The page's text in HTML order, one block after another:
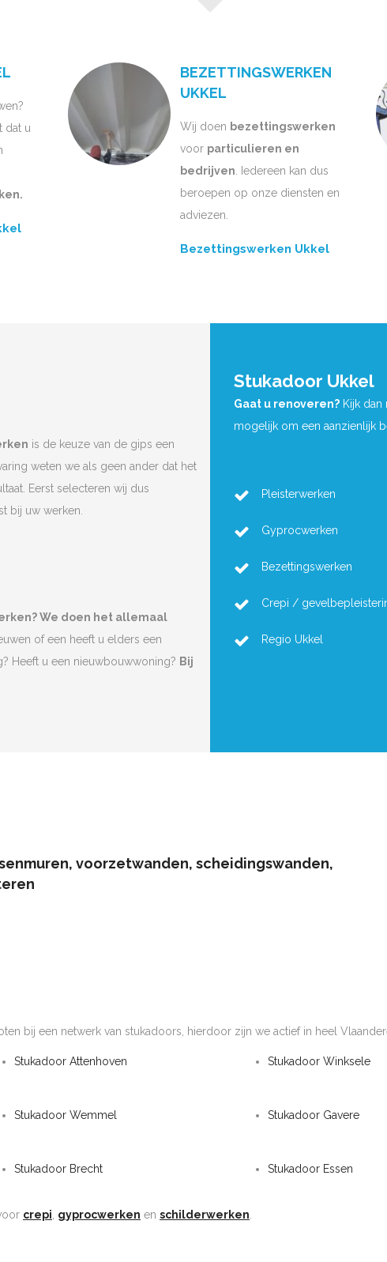
dat u
BEZETTINGSWERKEN
UKKEL
Wij doen bezettingswerken
voor particulieren en
bedrijven . Iedereen kan dus
beroepen op onze diensten en
adviezen.
Bezettingswerken Ukkel
is de keuze van de gips een
weten we als geen ander dat het
Eerst selecteren wij dus
bij uw werken.
We doen het allemaal
of een heeft u elders een
Heeft u een nieuwbouwwoning? Bij
Stukadoor Ukkel
Gaat u renoveren? Kijk
mogelijk om een aanzienlijk
Pleisterwerken
Gyprocwerken
Bezettingswerken
Crepi /
Regio Ukkel
voorzetwanden, scheidingswanden,
bij een netwerk van stukadoors, hierdoor zijn we actief in heel
Stukadoor Attenhoven Stukadoor Winksele
Stukadoor Wemmel Stukadoor Gavere
Stukadoor Brecht Stukadoor Essen
crepi gyprocwerken en schilderwerken